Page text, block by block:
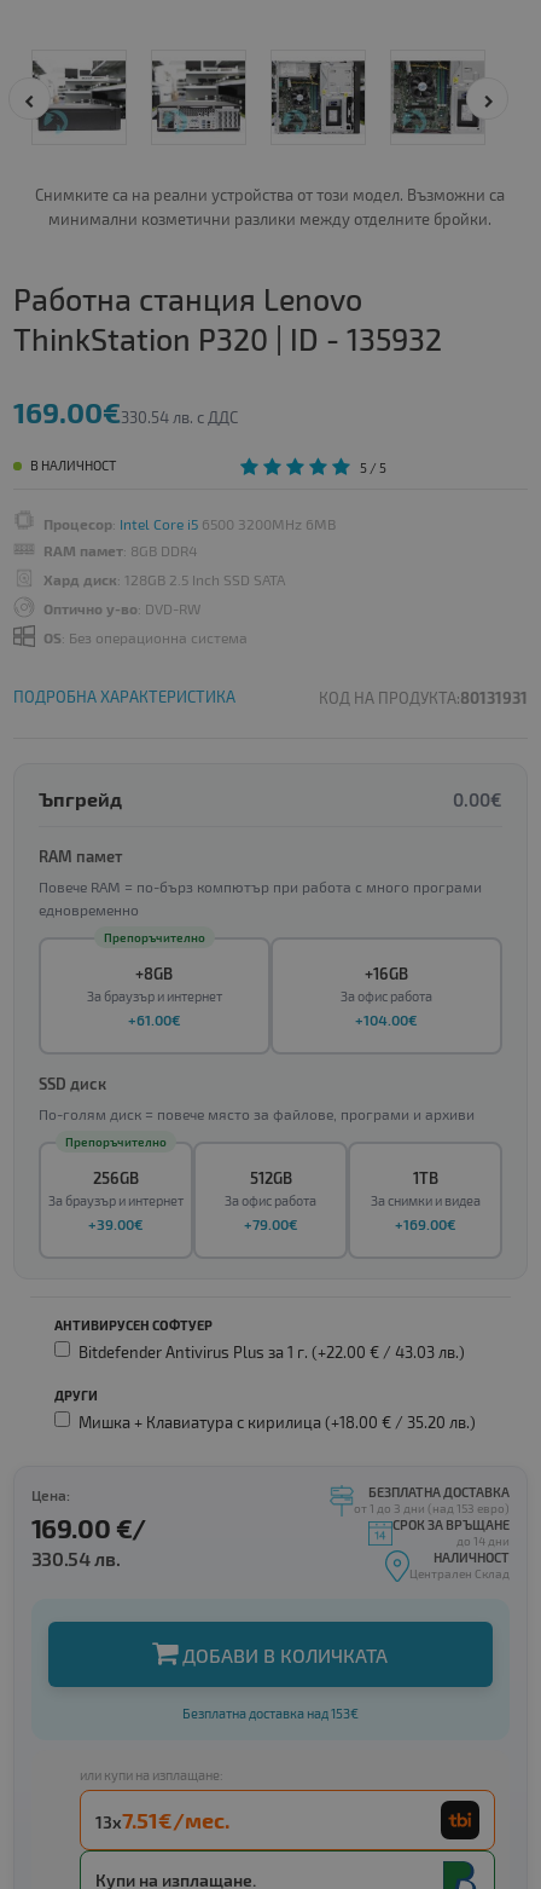
Снимките са на реални устройства от този модел. Възможни са
минимални козметични разлики между отделните бройки.
Работна станция Lenovo
ThinkStation P320 | ID - 135932
169.00€330.54 лв. с ДДС
В НАЛИЧНОСТ 5/ 5
Процесор: Intel Core i56500 3200MHz 6MB
RAM памет: 8GB DDR4
Хард диск: 128GB 2.5 Inch SSD SATA
Оптично у-во: DVD-RW
OS: Без операционна система
ПОДРОБНА ХАРАКТЕРИСТИКА КОД НА ПРОДУКТА:80131931
Ъпгрейд 0.00€
RAM памет
Повече RAM = по-бърз компютър при работа с много програми
едновременно
+8GB
За браузър и интернет
+61.00€
Препоръчително
+16GB
За офис работа
+104.00€
SSD диск
По-голям диск = повече място за файлове, програми и архиви
256GB
За браузър и интернет
+39.00€
Препоръчително
512GB
За офис работа
+79.00€
1TB
За снимки и видеа
+169.00€
АНТИВИРУСЕН СОФТУЕР
Bitdefender Antivirus Plus за 1 г. (+22.00 € / 43.03 лв.)
ДРУГИ
Мишка + Клавиатура с кирилица (+18.00 € / 35.20 лв.)
Цена:
169.00 €/
330.54 лв.
БЕЗПЛАТНА ДОСТАВКА
от 1 до 3 дни (над 153 евро)
СРОК ЗА ВРЪЩАНЕ
до 14 дни
НАЛИЧНОСТ
Централен Склад
ДОБАВИ В КОЛИЧКАТА
Безплатна доставка над 153€
или купи на изплащане:
13x7.51€/мес.
Купи на изплащане.